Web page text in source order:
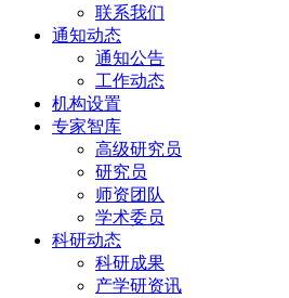
联系我们
通知动态
通知公告
工作动态
机构设置
专家智库
高级研究员
研究员
师资团队
学术委员
科研动态
科研成果
产学研资讯